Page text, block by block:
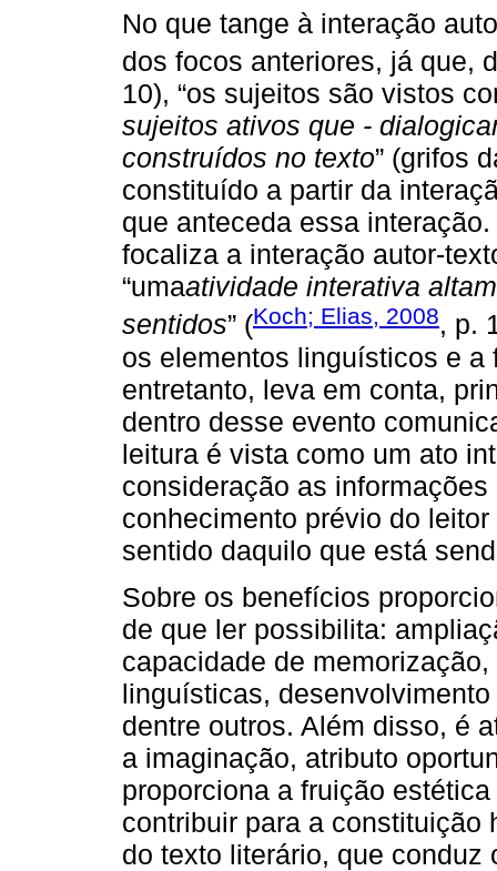
No que tange à interação
dos focos anteriores, já que,
10), “os sujeitos são vistos
sujeitos ativos que -
construídos no texto” (grifos
constituído a partir da
que anteceda essa
focaliza a interação autor-
“umaatividade interativa
sentidos” (Koch; Elias, 2008, p.
os elementos linguísticos e a
entretanto, leva em conta,
dentro desse evento
leitura é vista como um ato
consideração as
conhecimento prévio do
sentido daquilo que está
Sobre os benefícios
de que ler possibilita:
capacidade de
linguísticas,
dentre outros. Além disso, é
a imaginação, atributo
proporciona a fruição
contribuir para a constituição
do texto literário, que